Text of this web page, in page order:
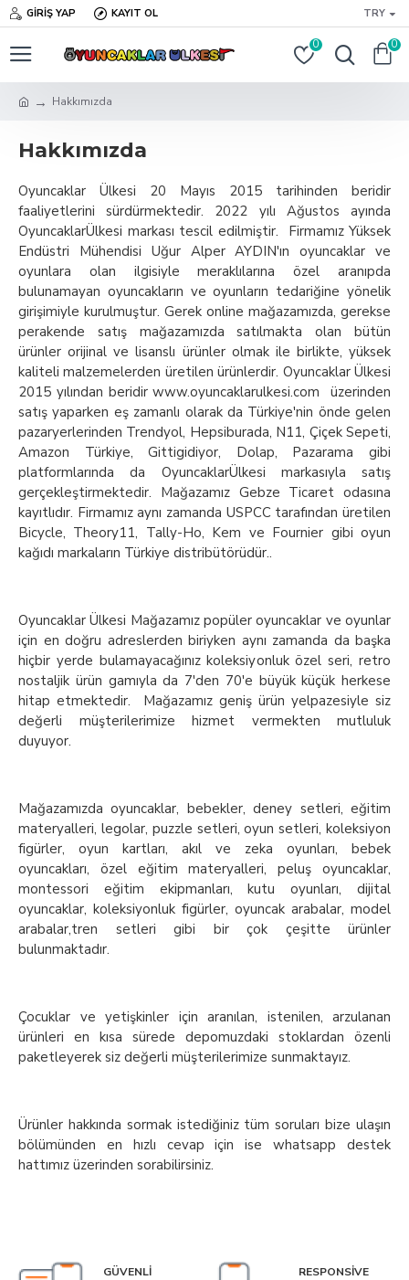
GIRIŞ YAP KAYIT OL TRY
0 0
Hakkımızda
Hakkımızda
Oyuncaklar Ülkesi 20 Mayıs 2015 tarihinden beridir
faaliyetlerini sürdürmektedir. 2022 yılı Ağustos ayında
OyuncaklarÜlkesi markası tescil edilmiştir. Firmamız Yüksek
Endüstri Mühendisi Uğur Alper AYDIN'ın oyuncaklar ve
oyunlara olan ilgisiyle meraklılarına özel aranıpda
bulunamayan oyuncakların ve oyunların tedariğine yönelik
girişimiyle kurulmuştur. Gerek online mağazamızda, gerekse
perakende satış mağazamızda satılmakta olan bütün
ürünler orijinal ve lisanslı ürünler olmak ile birlikte, yüksek
kaliteli malzemelerden üretilen ürünlerdir. Oyuncaklar Ülkesi
2015 yılından beridir www.oyuncaklarulkesi.com üzerinden
satış yaparken eş zamanlı olarak da Türkiye'nin önde gelen
pazaryerlerinden Trendyol, Hepsiburada, N11, Çiçek Sepeti,
Amazon Türkiye, Gittigidiyor, Dolap, Pazarama gibi
platformlarında da OyuncaklarÜlkesi markasıyla satış
gerçekleştirmektedir. Mağazamız Gebze Ticaret odasına
kayıtlıdır. Firmamız aynı zamanda USPCC tarafından üretilen
Bicycle, Theory11, Tally-Ho, Kem ve Fournier gibi oyun
kağıdı markaların Türkiye distribütörüdür..
Oyuncaklar Ülkesi Mağazamız popüler oyuncaklar ve oyunlar
için en doğru adreslerden biriyken aynı zamanda da başka
hiçbir yerde bulamayacağınız koleksiyonluk özel seri, retro
nostaljik ürün gamıyla da 7'den 70'e büyük küçük herkese
hitap etmektedir. Mağazamız geniş ürün yelpazesiyle siz
değerli müşterilerimize hizmet vermekten mutluluk
duyuyor.
Mağazamızda oyuncaklar, bebekler, deney setleri, eğitim
materyalleri, legolar, puzzle setleri, oyun setleri, koleksiyon
figürler, oyun kartları, akıl ve zeka oyunları, bebek
oyuncakları, özel eğitim materyalleri, peluş oyuncaklar,
montessori eğitim ekipmanları, kutu oyunları, dijital
oyuncaklar, koleksiyonluk figürler, oyuncak arabalar, model
arabalar,tren setleri gibi bir çok çeşitte ürünler
bulunmaktadır.
Çocuklar ve yetişkinler için aranılan, istenilen, arzulanan
ürünleri en kısa sürede depomuzdaki stoklardan özenli
paketleyerek siz değerli müşterilerimize sunmaktayız.
Ürünler hakkında sormak istediğiniz tüm soruları bize ulaşın
bölümünden en hızlı cevap için ise whatsapp destek
hattımız üzerinden sorabilirsiniz.
GÜVENLI
RESPONSIVE